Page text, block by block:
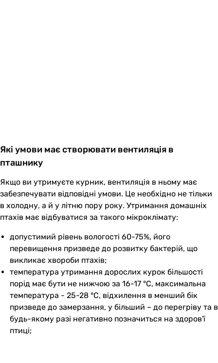
Які умови має створювати вентиляція в
пташнику
Якщо ви утримуєте курник, вентиляція в ньому має
забезпечувати відповідні умови. Це необхідно не тільки
в холодну, а й у літню пору року. Утримання домашніх
птахів має відбуватися за такого мікроклімату:
допустимий рівень вологості 60-75%, його
перевищення призведе до розвитку бактерій, що
викликає хвороби птахів;
температура утримання дорослих курок більшості
порід має бути не нижчою за 16-17 °C, максимальна
температура - 25-28 °C, відхилення в менший бік
призведе до замерзання, у більший – до перегріву та в
будь-якому разі негативно позначиться на здоров'ї
птиці;